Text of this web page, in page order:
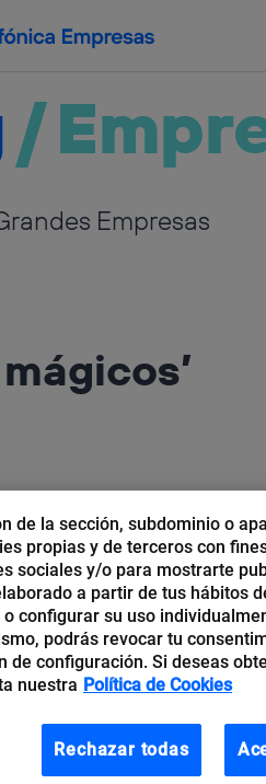
/
Empresas
de la sección, subdominio o
propias y de terceros con
sociales y/o para mostrarte
a partir de tus hábitos
configurar su uso
podrás revocar tu
de configuración. Si deseas
nuestra Política de Cookies
Rechazar todas